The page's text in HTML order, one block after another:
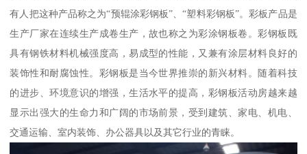
有人把这种产品称之为“预辊涂彩钢板”、“塑料彩钢板”。彩板产品是
生产厂家在连续生产成卷生产，故也称之为彩涂钢板卷。彩钢板既
具有钢铁材料机械强度高，易成型的性能，又兼有涂层材料良好的
装饰性和耐腐蚀性。彩钢板是当今世界推崇的新兴材料。随着科技
的进步、环境意识的增强，生活水平的提高，彩钢板活动房越来越
显示出强大的生命力和广阔的市场前景，受到建筑、家电、机电、
交通运输、室内装饰、办公器具以及其它行业的青睐。